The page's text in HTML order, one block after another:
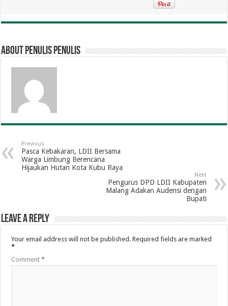
About penulis penulis
Previous
Pasca Kebakaran, LDII Bersama
Warga Limbung Berencana
Hijaukan Hutan Kota Kubu Raya
Next
Pengurus DPD LDII Kabupaten
Malang Adakan Audensi dengan
Bupati
Leave a Reply
Your email address will not be published. Required fields are marked
*
Comment*